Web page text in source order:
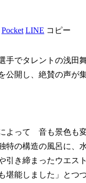
Pocket LINE コピー
手でタレントの浅田
公開し、絶賛の声が
よって 音も景色も
特の構造の風呂に、
引き締まったウエ
能しました」とつづ